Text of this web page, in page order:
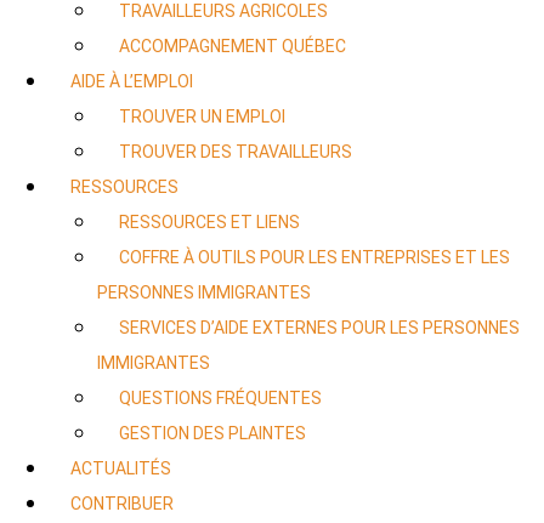
TRAVAILLEURS AGRICOLES
ACCOMPAGNEMENT QUÉBEC
AIDE À L’EMPLOI
TROUVER UN EMPLOI
TROUVER DES TRAVAILLEURS
RESSOURCES
RESSOURCES ET LIENS
COFFRE À OUTILS POUR LES ENTREPRISES ET LES
PERSONNES IMMIGRANTES
SERVICES D’AIDE EXTERNES POUR LES PERSONNES
IMMIGRANTES
QUESTIONS FRÉQUENTES
GESTION DES PLAINTES
ACTUALITÉS
CONTRIBUER